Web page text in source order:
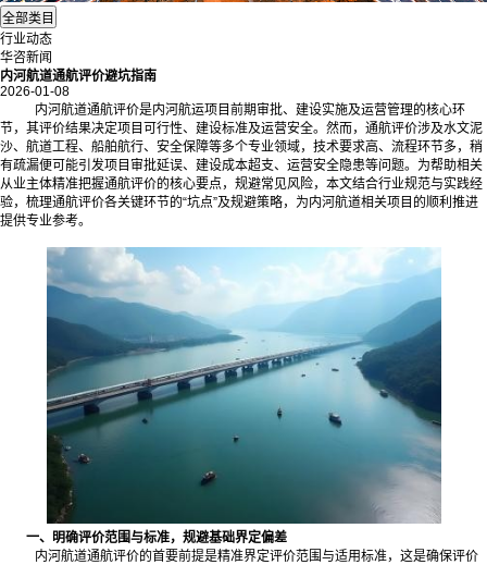
行业动态
华咨新闻
内河航道通航评价避坑指南
2026-01-08
内河航道通航评价是内河航运项目前期审批、建设实施及运营管理的核心环
节，其评价结果决定项目可行性、建设标准及运营安全。然而，通航评价涉及水文泥
沙、航道工程、船舶航行、安全保障等多个专业领域，技术要求高、流程环节多，稍
有疏漏便可能引发项目审批延误、建设成本超支、运营安全隐患等问题。为帮助相关
从业主体精准把握通航评价的核心要点，规避常见风险，本文结合行业规范与实践经
验，梳理通航评价各关键环节的“坑点”及规避策略，为内河航道相关项目的顺利推进
提供专业参考。
一、明确评价范围与标准，规避基础界定偏差
内河航道通航评价的首要前提是精准界定评价范围与适用标准，这是确保评价